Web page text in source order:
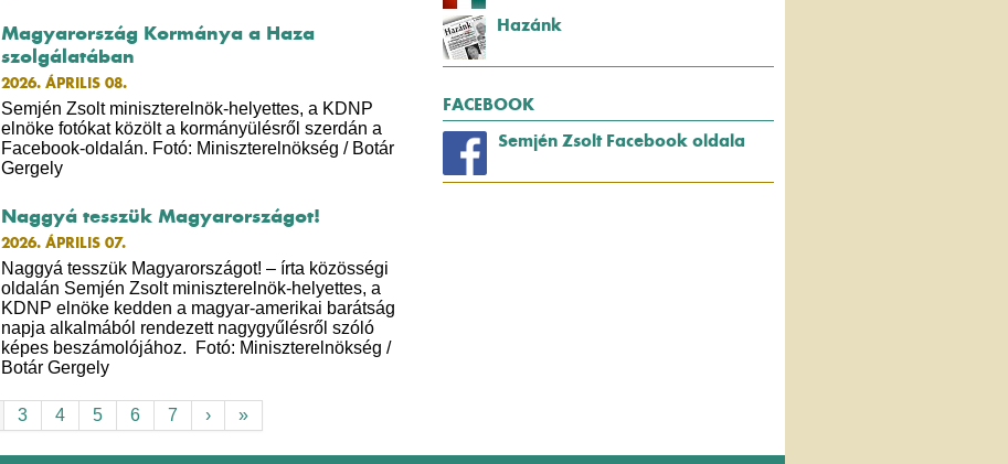
Magyarország Kormánya a Haza
szolgálatában
2026. ÁPRILIS 08.
Semjén Zsolt miniszterelnök-helyettes, a KDNP
elnöke fotókat közölt a kormányülésről szerdán a
Facebook-oldalán. Fotó: Miniszterelnökség / Botár
Gergely
Naggyá tesszük Magyarországot!
2026. ÁPRILIS 07.
Naggyá tesszük Magyarországot! – írta közösségi
oldalán Semjén Zsolt miniszterelnök-helyettes, a
KDNP elnöke kedden a magyar-amerikai barátság
napja alkalmából rendezett nagygyűlésről szóló
képes beszámolójához. Fotó: Miniszterelnökség /
Botár Gergely
3 4 5 6 7 › »
Hazánk
FACEBOOK
Semjén Zsolt Facebook oldala